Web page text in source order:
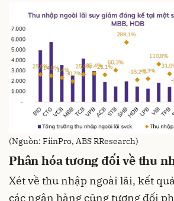
(Nguồn: FiinPro, ABS RResearch)
Phân hóa tương đối về thu
Xét về thu nhập ngoài lãi, kết
các ngân hàng cũng tương đối